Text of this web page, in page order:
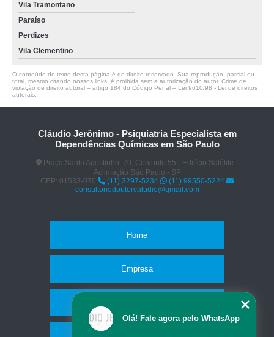
Vila Tramontano
Paraíso
Perdizes
Vila Clementino
O conteúdo do texto desta página é de direito reservado. Sua reprodução, parcial ou
total, mesmo citando nossos links, é proibida sem a autorização do autor. Crime de
violação de direito autoral – artigo 184 do Código Penal – Lei 9610/98 - Lei de direitos
autorais
Cláudio Jerônimo - Psiquiatria Especialista em
Dependências Químicas em São Paulo
Praça Santo Agostinho, 70, Conjunto 55 - Edifício Satélite -
Aclimação São Paulo - SP
CEP: 01533-070
(11) 3297-5234
(11) 99550-5224
consultoriodoutorcaludio@gmail.com
Home
Empresa
Olá! Fale agora pelo WhatsApp